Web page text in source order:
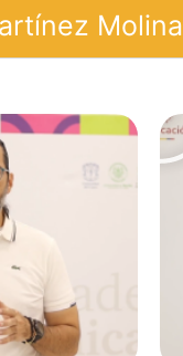
Molina